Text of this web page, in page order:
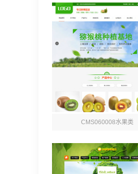
CMS060008水果类